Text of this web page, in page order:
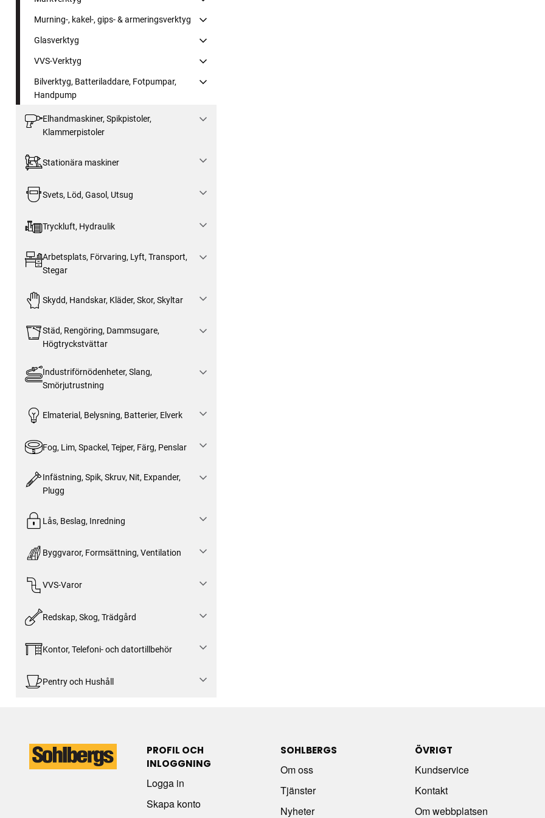
Murning-, kakel-, gips- & armeringsverktyg
Glasverktyg
VVS-Verktyg
Bilverktyg, Batteriladdare, Fotpumpar,
Handpump
Elhandmaskiner, Spikpistoler,
Klammerpistoler
Stationära maskiner
Svets, Löd, Gasol, Utsug
Tryckluft, Hydraulik
Arbetsplats, Förvaring, Lyft, Transport,
Stegar
Skydd, Handskar, Kläder, Skor, Skyltar
Städ, Rengöring, Dammsugare,
Högtryckstvättar
Industriförnödenheter, Slang,
Smörjutrustning
Elmaterial, Belysning, Batterier, Elverk
Fog, Lim, Spackel, Tejper, Färg, Penslar
Infästning, Spik, Skruv, Nit, Expander,
Plugg
Lås, Beslag, Inredning
Byggvaror, Formsättning, Ventilation
VVS-Varor
Redskap, Skog, Trädgård
Kontor, Telefoni- och datortillbehör
Pentry och Hushåll
PROFIL OCH
INLOGGNING
Logga in
Skapa konto
SOHLBERGS
Om oss
Tjänster
Nyheter
ÖVRIGT
Kundservice
Kontakt
Om webbplatsen